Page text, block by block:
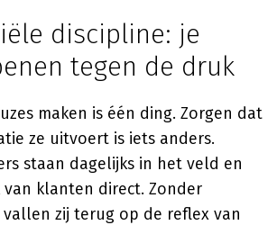
discipline: je
tegen de druk
maken is één ding. Zorgen dat
ze uitvoert is iets anders.
staan dagelijks in het veld en
klanten direct. Zonder
zij terug op de reflex van